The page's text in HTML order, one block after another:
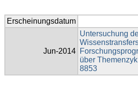
Erscheinungsdatum
Jun-2014
Untersuchung
über
8853